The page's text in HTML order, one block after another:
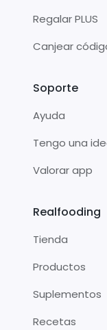
Regalar PLUS
Canjear
Soporte
Ayuda
Tengo una
Valorar app
Realfooding
Tienda
Productos
Suplementos
Recetas